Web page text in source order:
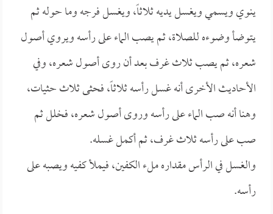
ينوي ويسمي ويغسل يديه ثلاثاً، ويغسل فرجه وما حوله ثم
يتوضأ وضوءه للصلاة، ثم يصب الماء على رأسه ويروي أصول
شعره، ثم يصب ثلاث غرف بعد أن روى أصول شعره، وفي
الأحاديث الأخرى أنه غسل رأسه ثلاثاً، فحثى ثلاث حثيات،
وهنا أنه صب الماء على رأسه وروى أصول شعره، فخلل ثم
صب على رأسه ثلاث غرف، ثم أكمل غسله.
والغسل في الرأس مقداره ملء الكفين، فيملأ كفيه ويصبه على
رأسه.